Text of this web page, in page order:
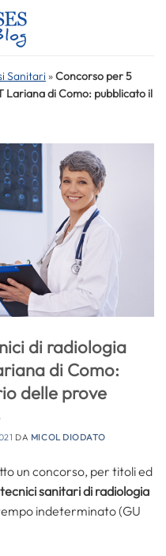
Sanitari »Concorso per 5
Lariana di Como: pubblicato il
di radiologia
di Como:
delle prove
DA MICOL DIODATO
un concorso, per titoli ed
tecnici sanitari di radiologia
indeterminato (GU